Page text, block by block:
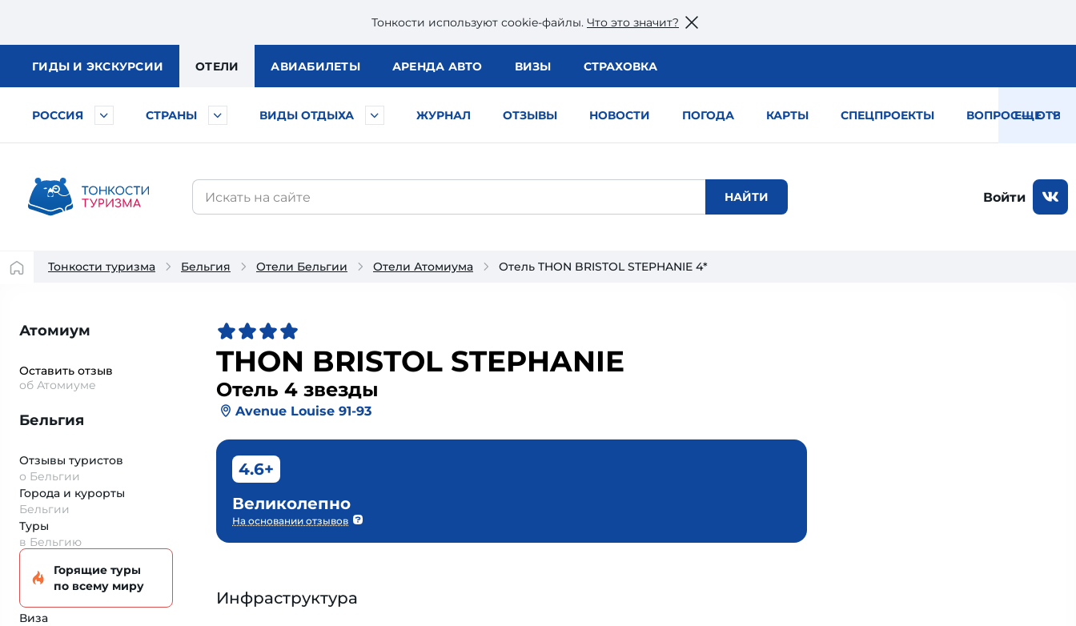
Тонкости используют сookie-файлы. Что это значит?
ГИДЫ И ЭКСКУРСИИ ОТЕЛИ АВИАБИЛЕТЫ АРЕНДА АВТО ВИЗЫ СТРАХОВКА
РОССИЯ СТРАНЫ ВИДЫ ОТДЫХА ЖУРНАЛ ОТЗЫВЫ НОВОСТИ ПОГОДА КАРТЫ СПЕЦПРОЕКТЫ ВОПРОС — ОТВЕТ
ЕЩЕ
Войти
Тонкости туризма Бельгия Отели Бельгии Отели Атомиума Отель THON BRISTOL STEPHANIE 4*
Атомиум
Оставить отзыв
об Атомиуме
Бельгия
Отзывы туристов
о Бельгии
Города и курорты
Бельгии
Туры
в Бельгию
Горящие туры
по всему миру
Виза
THON BRISTOL STEPHANIE
Отель 4 звезды
Avenue Louise 91-93
4.6+
Великолепно
На основании отзывов
Инфраструктура